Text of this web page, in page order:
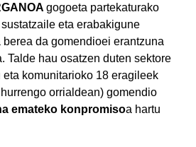
gogoeta partekaturako
eta erabakigune
berea da gomendioei erantzuna
Talde hau osatzen duten sektore
eta komunitarioko 18 eragileek
orrialdean) gomendio
emateko konpromisoa hartu